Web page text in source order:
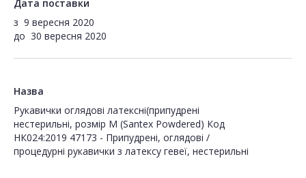
Дата поставки
з 9 вересня 2020
до 30 вересня 2020
Назва
Рукавички оглядові латексні(припудрені
нестерильні, розмір М (Santex Powdered) Код
НК024:2019 47173 - Припудрені, оглядові /
процедурні рукавички з латексу гевеї, нестерильні